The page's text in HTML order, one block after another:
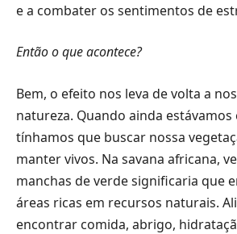
e a combater os sentimentos de
Então o que acontece?
Bem, o efeito nos leva de volta a
natureza. Quando ainda estávamos
tínhamos que buscar nossa
manter vivos. Na savana africana,
manchas de verde significaria que
áreas ricas em recursos naturais.
encontrar comida, abrigo,